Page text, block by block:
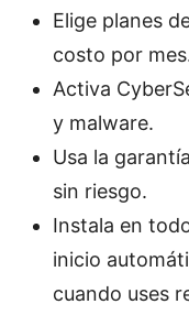
Elige planes
costo por
Activa
y malware.
Usa la
sin riesgo.
Instala en
inicio
cuando uses